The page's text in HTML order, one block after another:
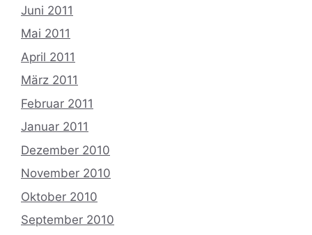
Juni 2011
Mai 2011
April 2011
März 2011
Februar 2011
Januar 2011
Dezember 2010
November 2010
Oktober 2010
September 2010